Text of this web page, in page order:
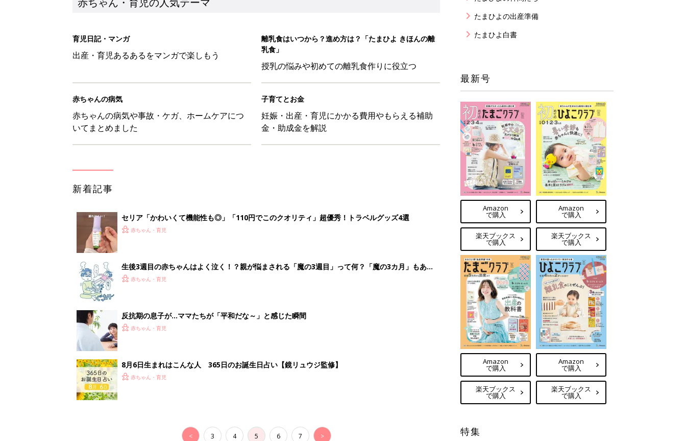
育児日記・マンガ
出産・育児あるあるをマンガで楽しもう
離乳食はいつから？進め方は？「たまひよ きほんの離
乳食」
授乳の悩みや初めての離乳食作りに役立つ
赤ちゃんの病気
赤ちゃんの病気や事故・ケガ、ホームケアにつ
いてまとめました
子育てとお金
妊娠・出産・育児にかかる費用やもらえる補助
金・助成金を解説
新着記事
セリア「かわいくて機能性も◎」「110円でこのクオリティ」超優秀！トラベルグッズ4選
赤ちゃん・育児
生後3週目の赤ちゃんはよく泣く！？親が悩まされる「魔の3週目」って何？「魔の3カ月」もある
って本当？【専門家】
赤ちゃん・育児
反抗期の息子が...ママたちが「平和だな～」と感じた瞬間
赤ちゃん・育児
8月6日生まれはこんな人 365日のお誕生日占い【鏡リュウジ監修】
赤ちゃん・育児
< 3 4 5 6 7 >
たまひよの出産準備
たまひよ白書
最新号
Amazon
で購入
楽天ブックス
で購入
Amazon
で購入
楽天ブックス
で購入
Amazon
で購入
楽天ブックス
で購入
Amazon
で購入
楽天ブックス
で購入
特集